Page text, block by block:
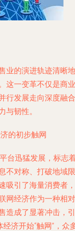
业的演进轨迹清晰地
这一变革不仅是商业
行发展走向深度融合
与韧性。
的初步触网
台迅猛发展，标志
不对称、打破地域限
吸引了海量消费者，
网经济作为一种相对
造成了显著冲击，引
济开始“触网”，众